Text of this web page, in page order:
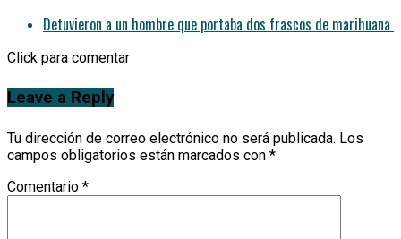
Detuvieron a un hombre que portaba dos frascos de marihuana
Click para comentar
Leave a Reply
Tu dirección de correo electrónico no será publicada. Los
campos obligatorios están marcados con *
Comentario *